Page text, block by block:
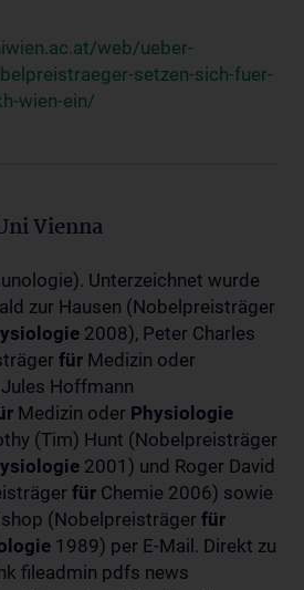
web/ueber-
setzen-sich-fuer-
wien-ein/
Vienna
Unterzeichnet wurde
zur Hausen (Nobelpreisträger
2008), Peter Charles
für Medizin oder
Hoffmann
Medizin oder Physiologie
(Tim) Hunt (Nobelpreisträger
2001) und Roger David
für Chemie 2006) sowie
(Nobelpreisträger für
1989) per E-Mail. Direkt zu
fileadmin pdfs news